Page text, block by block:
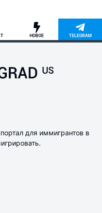
НОВОЕ TELEGRAM
для иммигрантов в